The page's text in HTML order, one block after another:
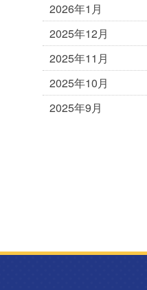
2026年1月
2025年12月
2025年11月
2025年10月
2025年9月